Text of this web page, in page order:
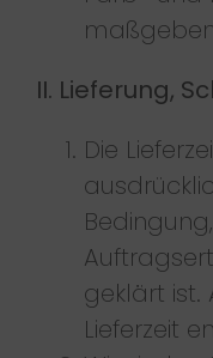
II. Lieferung,
Die
geklärt ist.
Lieferzeit